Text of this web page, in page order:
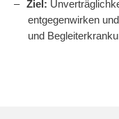
Ziel:
entgegenwirken
und